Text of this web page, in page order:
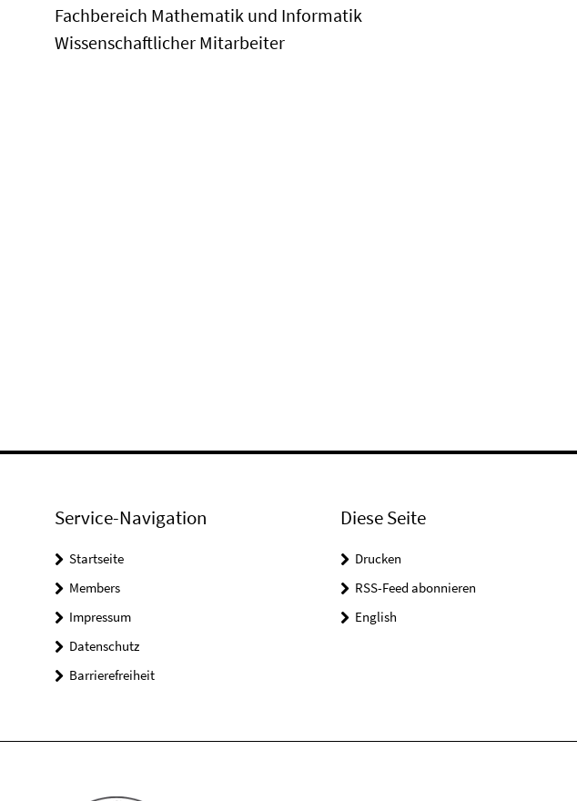
Fachbereich Mathematik und Informatik
Wissenschaftlicher Mitarbeiter
Service-Navigation
Startseite
Members
Impressum
Datenschutz
Barrierefreiheit
Diese Seite
Drucken
RSS-Feed abonnieren
English